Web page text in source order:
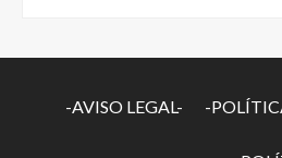
-AVISO LEGAL- -